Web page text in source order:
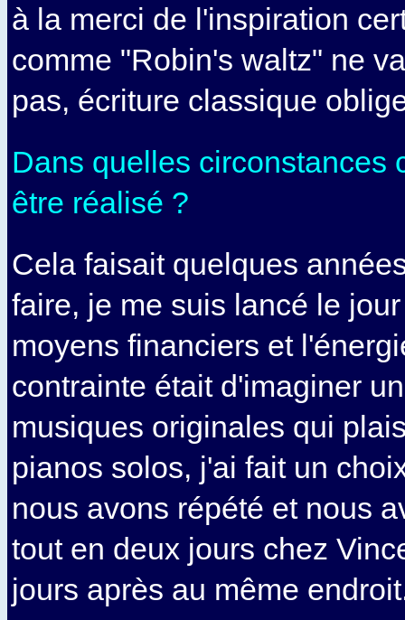
à la merci de l'inspiration
comme "Robin's waltz" ne
pas, écriture classique
Dans quelles circonstances
être réalisé ?
Cela faisait quelques
faire, je me suis lancé le
moyens financiers et
contrainte était d'imaginer
musiques originales qui
pianos solos, j'ai fait un
nous avons répété et nous
tout en deux jours chez
jours après au même